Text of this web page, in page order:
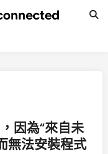
因為“來自未
無法安裝程式